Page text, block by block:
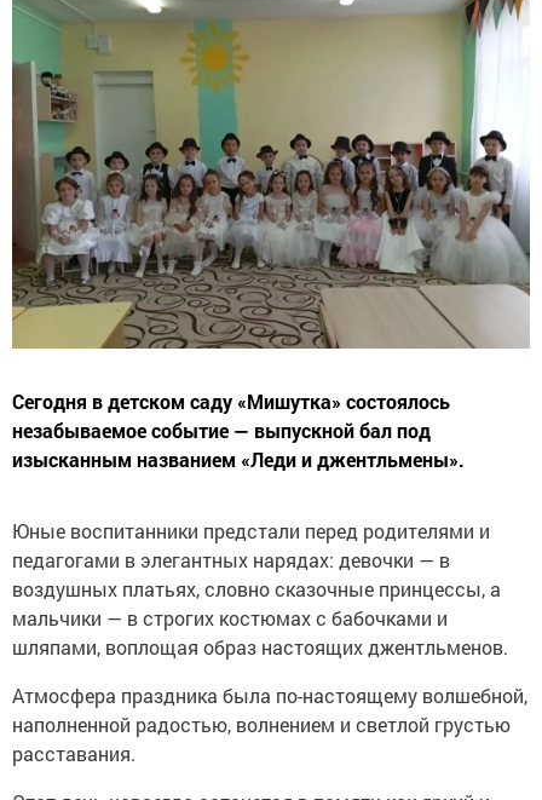
Сегодня в детском саду «Мишутка» состоялось
незабываемое событие — выпускной бал под
изысканным названием «Леди и джентльмены».
Юные воспитанники предстали перед родителями и
педагогами в элегантных нарядах: девочки — в
воздушных платьях, словно сказочные принцессы, а
мальчики — в строгих костюмах с бабочками и
шляпами, воплощая образ настоящих джентльменов.
Атмосфера праздника была по-настоящему волшебной,
наполненной радостью, волнением и светлой грустью
расставания.